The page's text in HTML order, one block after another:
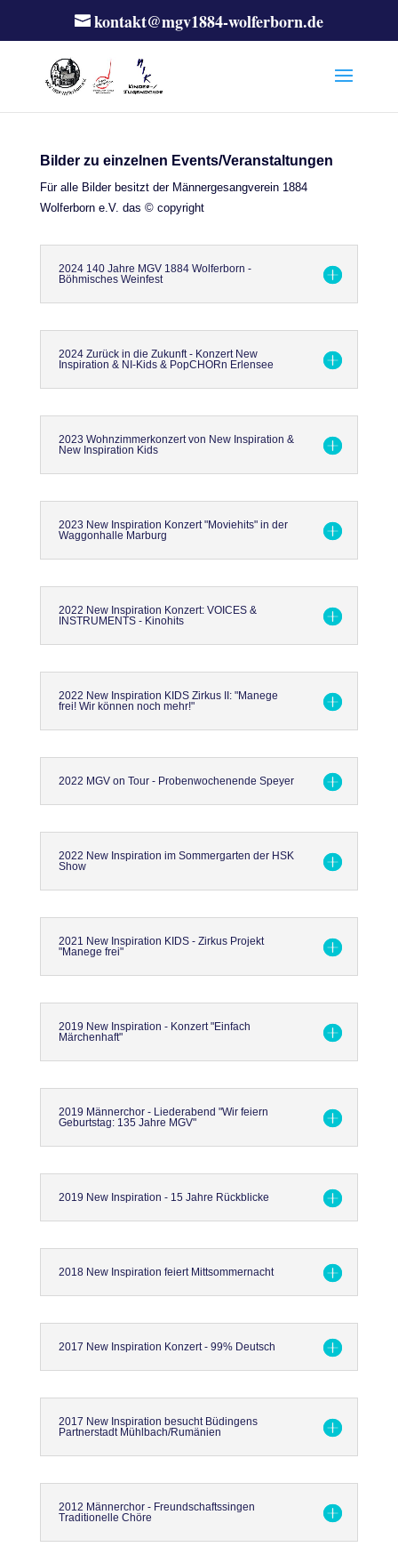
kontakt@mgv1884-wolferborn.de
Bilder zu einzelnen Events/Veranstaltungen
Für alle Bilder besitzt der Männergesangverein 1884
Wolferborn e.V. das © copyright
2024 140 Jahre MGV 1884 Wolferborn -
Böhmisches Weinfest
2024 Zurück in die Zukunft - Konzert New
Inspiration & NI-Kids & PopCHORn Erlensee
2023 Wohnzimmerkonzert von New Inspiration &
New Inspiration Kids
2023 New Inspiration Konzert "Moviehits" in der
Waggonhalle Marburg
2022 New Inspiration Konzert: VOICES &
INSTRUMENTS - Kinohits
2022 New Inspiration KIDS Zirkus II: "Manege
frei! Wir können noch mehr!"
2022 MGV on Tour - Probenwochenende Speyer
2022 New Inspiration im Sommergarten der HSK
Show
2021 New Inspiration KIDS - Zirkus Projekt
"Manege frei"
2019 New Inspiration - Konzert "Einfach
Märchenhaft"
2019 Männerchor - Liederabend "Wir feiern
Geburtstag: 135 Jahre MGV"
2019 New Inspiration - 15 Jahre Rückblicke
2018 New Inspiration feiert Mittsommernacht
2017 New Inspiration Konzert - 99% Deutsch
2017 New Inspiration besucht Büdingens
Partnerstadt Mühlbach/Rumänien
2012 Männerchor - Freundschaftssingen
Traditionelle Chöre